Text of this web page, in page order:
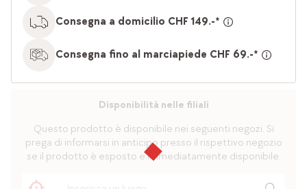
Consegna a domicilio CHF 149.-*
Consegna fino al marciapiede CHF 69.-*
Disponibilità nelle filiali
Questo prodotto è disponibile nei seguenti negozi. Si
prega di informarsi in anticipo presso il rispettivo negozio
se il prodotto è esposto e immediatamente disponibile.